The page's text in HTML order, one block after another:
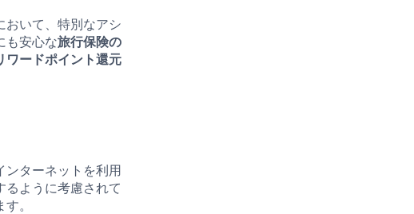
おいて、特別なアシ
も安心な旅行保険の
ワードポイント還元
ンターネットを利用
るように考慮されて
。